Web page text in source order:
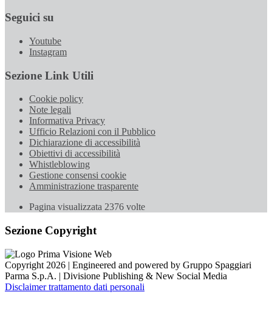
Seguici su
Youtube
Instagram
Sezione Link Utili
Cookie policy
Note legali
Informativa Privacy
Ufficio Relazioni con il Pubblico
Dichiarazione di accessibilità
Obiettivi di accessibilità
Whistleblowing
Gestione consensi cookie
Amministrazione trasparente
Pagina visualizzata 2376 volte
Sezione Copyright
Copyright 2026 | Engineered and powered by Gruppo Spaggiari
Parma S.p.A. | Divisione Publishing & New Social Media
Disclaimer trattamento dati personali